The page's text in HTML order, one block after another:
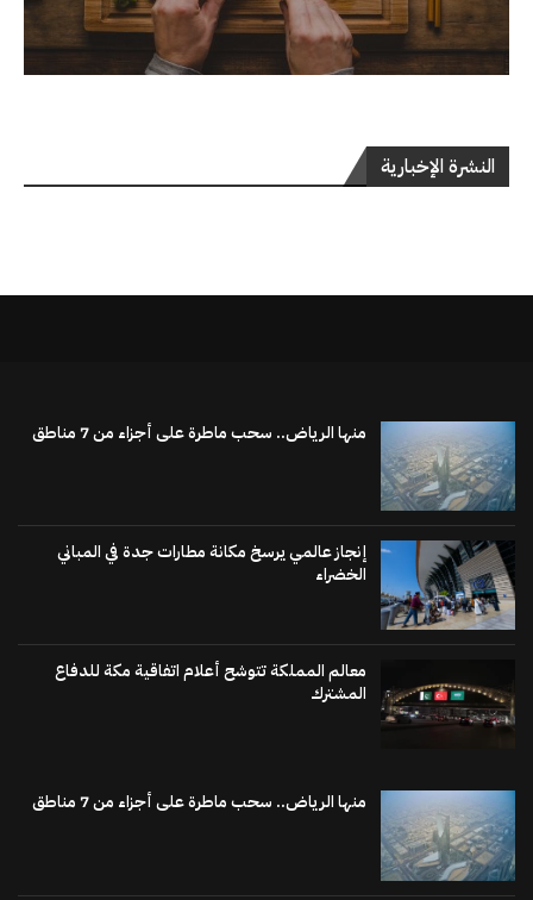
النشرة الإخبارية
منها الرياض.. سحب ماطرة على أجزاء من 7 مناطق
إنجاز عالمي يرسخ مكانة مطارات جدة في المباني
الخضراء
معالم المملكة تتوشح أعلام اتفاقية مكة للدفاع
المشترك
منها الرياض.. سحب ماطرة على أجزاء من 7 مناطق